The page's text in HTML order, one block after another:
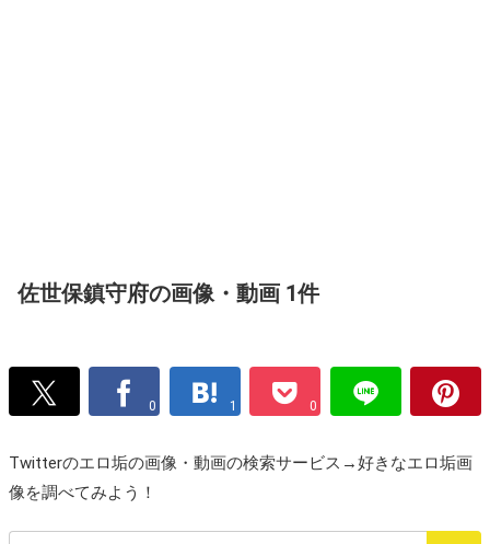
佐世保鎮守府の画像・動画 1件
0 1 0
Twitterのエロ垢の画像・動画の検索サービス→好きなエロ垢画
像を調べてみよう！